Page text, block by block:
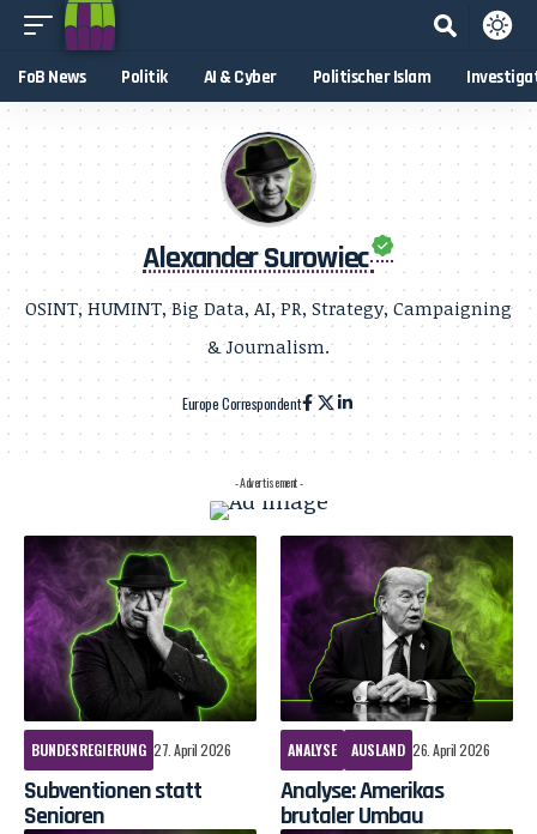
FoB News Politik AI & Cyber Politischer Islam
Alexander Surowiec
OSINT, HUMINT, Big Data, AI, PR, Strategy, Campaigning
& Journalism.
Europe Correspondent
- Advertisement -
BUNDESREGIERUNG 27. April 2026
Subventionen statt
Senioren
ANALYSE AUSLAND 26. April 2026
Analyse: Amerikas
brutaler Umbau